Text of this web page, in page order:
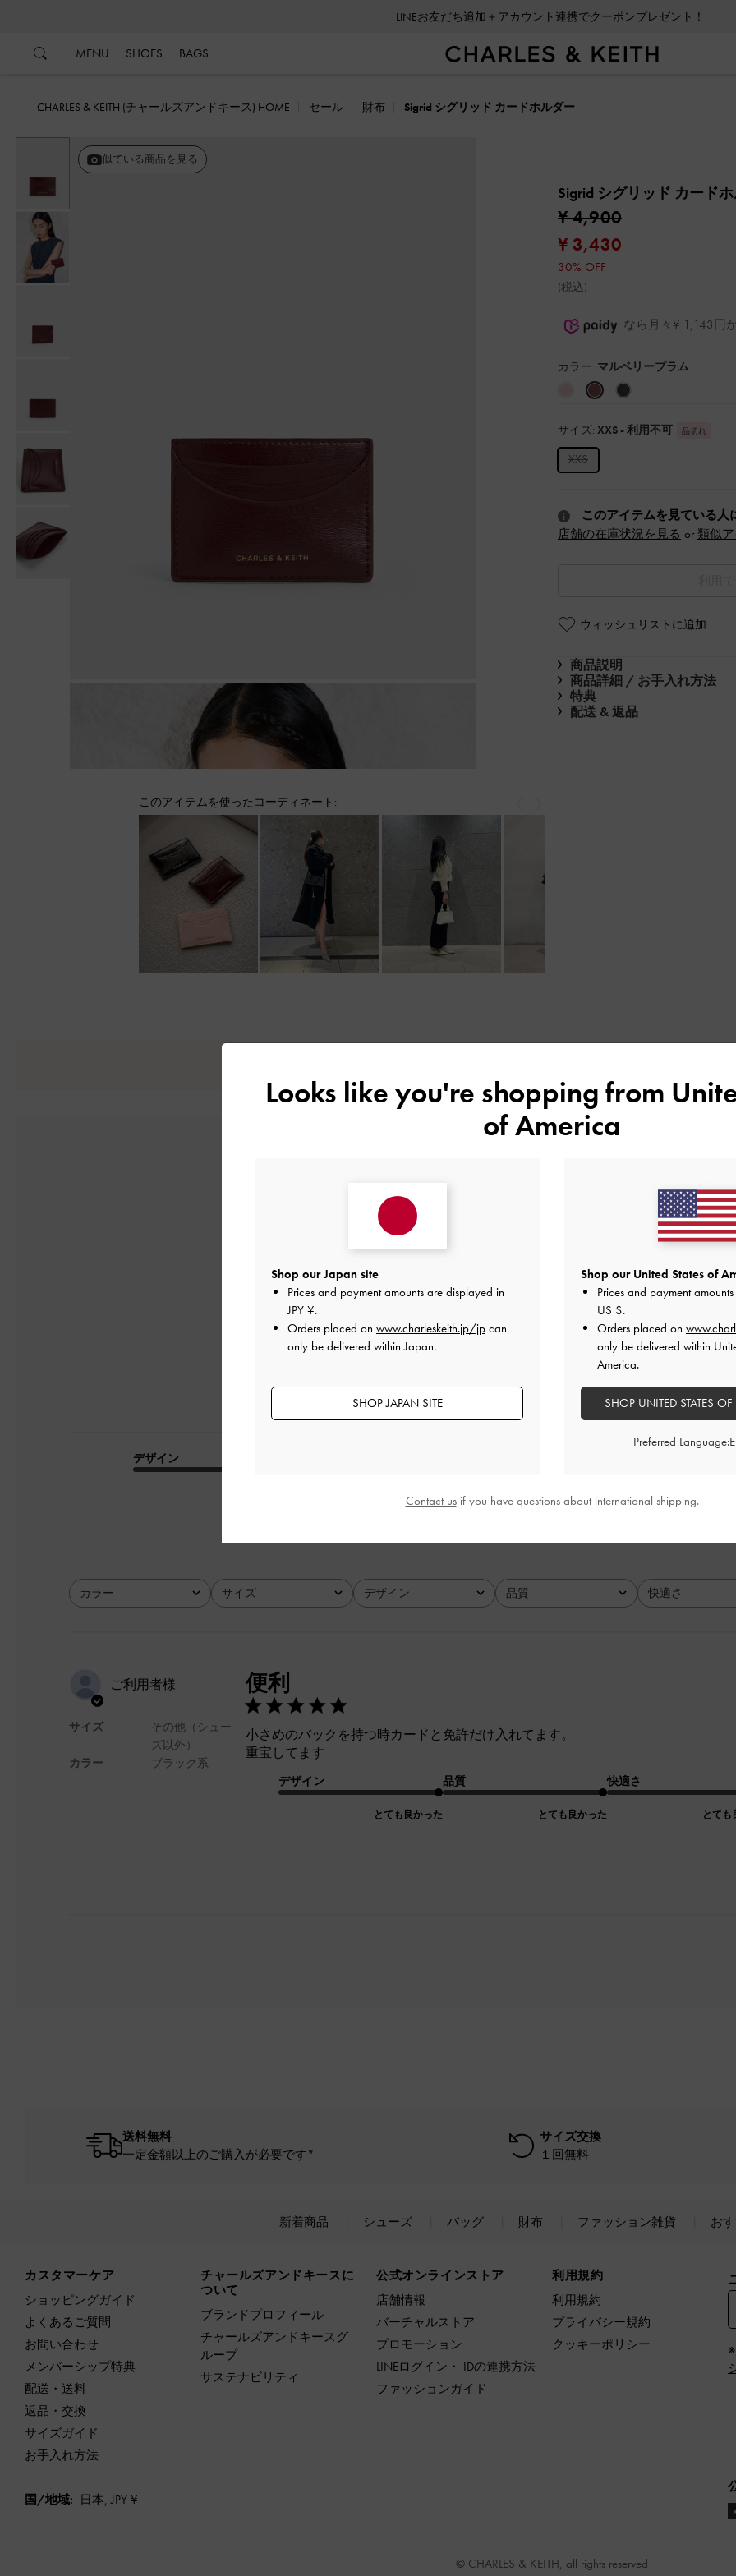
LINEお友だち追加＋アカウント連携でクーポンプレゼント！
MENU SHOES BAGS
CHARLES & KEITH (チャールズアンドキース) HOME セール 財布 Sigrid シグリッド カードホルダー
似ている商品を見る
Sigrid シグリッド カード
¥ 4,900
¥ 3,430
30% OFF
(税込)
なら月々¥ 1,143円
カラー: マルベリープラム
サイズ: XXS - 利用不可 品切れ
XXS
このアイテムを見ている人
店舗の在庫状況を見る or 類似
ウィッシュリストに追加
商品説明
商品詳細 / お手入れ方法
特典
配送 & 返品
このアイテムを使ったコーディネート:
1件のレビューに基づく
2
0
0
デザイン
カラー
全て サイズ
全て デザイン
全て 品質
全て 快適さ
全て
ご利用者様
サイズ
カラー
その他（シュー
ズ以外）
ブラック系
便利
小さめのバックを持つ時カードと免許だけ入れてます。
重宝してます
デザイン
とても良かった
品質
とても良かった
快適さ
とても
送料無料
一定金額以上のご購入が必要です*
サイズ交換
１回無料
新着商品 シューズ バッグ 財布 ファッション雑貨 お
カスタマーケア
ショッピングガイド
よくあるご質問
お問い合わせ
メンバーシップ特典
配送・送料
返品・交換
サイズガイド
お手入れ方法
チャールズアンドキースに
ついて
ブランドプロフィール
チャールズアンドキースグ
ループ
サステナビリティ
公式オンラインストア
店舗情報
バーチャルストア
プロモーション
LINEログイン・ IDの連携方法
ファッションガイド
利用規約
利用規約
プライバシー規約
クッキーポリシー
国/地域: 日本, JPY ¥
© CHARLES & KEITH, all rights reserved
Looks like you're shopping from
of America
Shop our Japan site
Prices and payment amounts are displayed in
JPY ¥.
Orders placed on www.charleskeith.jp/jp can
only be delivered within Japan.
SHOP JAPAN SITE
Shop our United States of
Prices and payment
US $.
Orders placed on
only be delivered within
America.
SHOP UNITED STATES
Preferred Language:
Contact usif you have questions about international shipping.